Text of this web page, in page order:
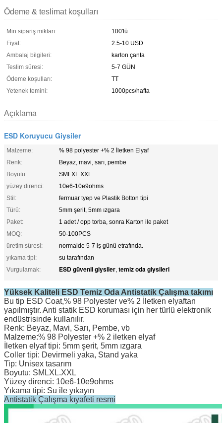
Ödeme & teslimat koşulları
Min sipariş miktarı:
100'lü
Fiyat:
2.5-10 USD
Ambalaj bilgileri:
karton çanta
Teslim süresi:
5-7 GÜN
Ödeme koşulları:
TT
Yetenek temini:
1000pcs/hafta
Açıklama
ESD Koruyucu Giysiler
Malzeme:
% 98 polyester +% 2 İletken Elyaf
Renk:
Beyaz, mavi, sarı, pembe
Boyutu:
SMLXL.XXL
yüzey direnci:
10e6-10e9ohms
Stil:
fermuar tyep ve Plastik Botton tipi
Türü:
5mm şerit, 5mm ızgara
Paket:
1 adet / opp torba, sonra Karton ile paket
MOQ:
50-100PCS
üretim süresi:
normalde 5-7 iş günü etrafında.
yıkama tipi:
su tarafından
Vurgulamak:
ESD güvenli giysiler, temiz oda giysileri
Yüksek Kaliteli ESD Temiz Oda Antistatik Çalışma takımı
Bu tip ESD Coat,% 98 Polyester ve% 2 İletken elyaftan
yapılmıştır. Anti statik ESD koruması için her türlü elektronik
endüstrisinde kullanılır.
Renk: Beyaz, Mavi, Sarı, Pembe, vb
Malzeme:% 98 Polyester +% 2 iletken elyaf
İletken elyaf tipi: 5mm şerit, 5mm ızgara
Coller tipi: Devirmeli yaka, Stand yaka
Tip: Unisex tasarım
Boyutu: SMLXL.XXL
Yüzey direnci: 10e6-10e9ohms
Yıkama tipi: Su ile yıkayın
Antistatik Çalışma kıyafeti resmi